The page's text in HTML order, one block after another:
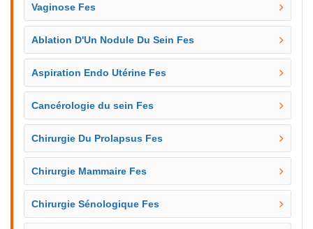
Vaginose Fes
Ablation D'Un Nodule Du Sein Fes
Aspiration Endo Utérine Fes
Cancérologie du sein Fes
Chirurgie Du Prolapsus Fes
Chirurgie Mammaire Fes
Chirurgie Sénologique Fes